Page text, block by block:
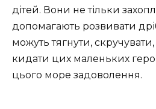
дітей. Вони не тільки
допомагають розвивати
можуть тягнути, скручувати,
кидати цих маленьких
цього море задоволення.